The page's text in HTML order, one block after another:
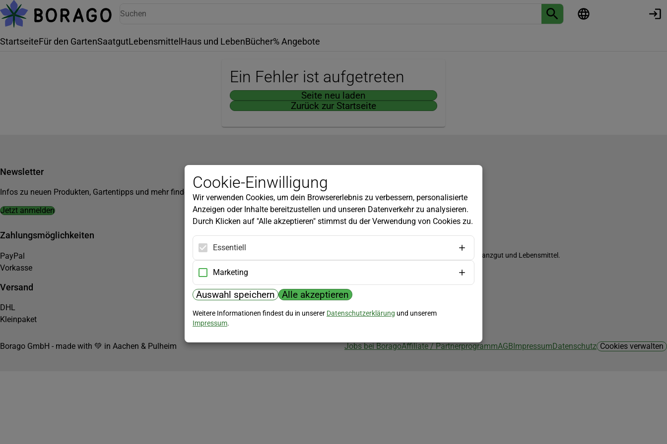
StartseiteFür den GartenSaatgutLebensmittel Haus und LebenBücher% Angebote
Ein Fehler ist aufgetreten
Seite neu laden
Zurück zur Startseite
Newsletter
Infos zu neuen Produkten, Gartentipps und mehr findest du in unserem Newsletter!
Jetzt anmelden
Kundenservice
Widerrufsbelehrung
Versandkosten
Zahlungsmöglichkeiten
PayPal
Vorkasse
Versand
DHL
Kleinpaket
Biozertifizierung
Borago ist biozertifiziert im Bereich Saatgut, Pflanzgut und Lebensmittel.
Borago GmbH - made with 💚 in Aachen & Pulheim Jobs bei BoragoAffiliate / PartnerprogrammAGBImpressumDatenschutz Cookies verwalten
Cookie-Einwilligung
Wir verwenden Cookies, um dein Browsererlebnis zu verbessern, personalisierte
Anzeigen oder Inhalte bereitzustellen und unseren Datenverkehr zu analysieren.
Durch Klicken auf "Alle akzeptieren" stimmst du der Verwendung von Cookies zu.
Essentiell
Marketing
Auswahl speichern Alle akzeptieren
Weitere Informationen findest du in unserer Datenschutzerklärung und unserem
Impressum.